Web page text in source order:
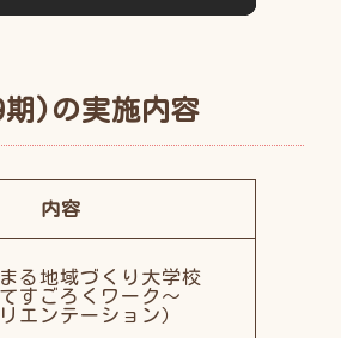
)の実施内容
内容
る地域づくり大学校
すごろくワーク～
エンテーション）